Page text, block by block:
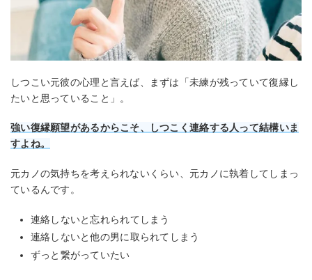
しつこい元彼の心理と言えば、まずは「未練が残っていて復縁し
たいと思っていること」。
強い復縁願望があるからこそ、しつこく連絡する人って結構いま
すよね。
元カノの気持ちを考えられないくらい、元カノに執着してしまっ
ているんです。
連絡しないと忘れられてしまう
連絡しないと他の男に取られてしまう
ずっと繋がっていたい